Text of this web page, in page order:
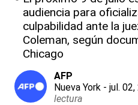
audiencia para
culpabilidad ante la
Coleman, según
Chicago
AFP
Nueva York - jul.
lectura